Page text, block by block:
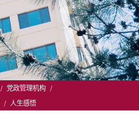
/ 党政管理机构
/
/ 人生感悟